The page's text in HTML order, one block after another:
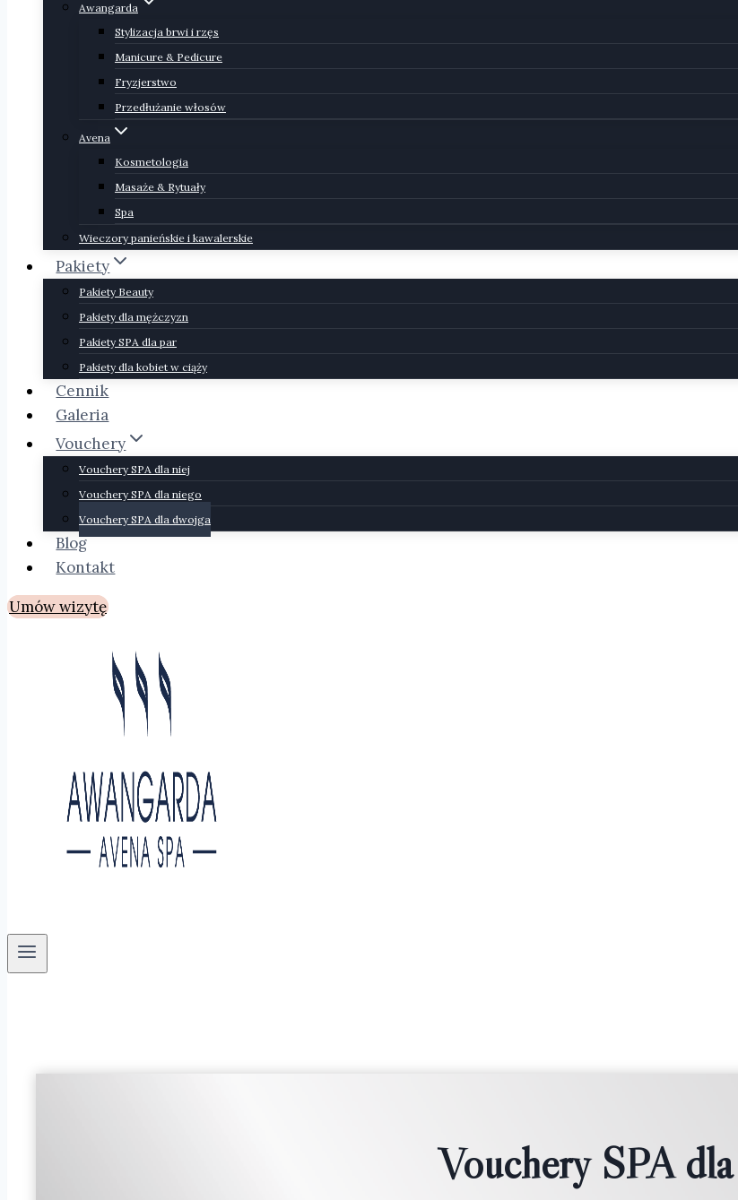
Awangarda
Stylizacja brwi i rzęs
Manicure & Pedicure
Fryzjerstwo
Przedłużanie włosów
Avena
Kosmetologia
Masaże & Rytuały
Spa
Wieczory panieńskie i kawalerskie
Pakiety
Pakiety Beauty
Pakiety dla mężczyzn
Pakiety SPA dla par
Pakiety dla kobiet w ciąży
Cennik
Galeria
Vouchery
Vouchery SPA dla niej
Vouchery SPA dla niego
Vouchery SPA dla dwojga
Blog
Kontakt
Umów wizytę
Vouchery SPA dla